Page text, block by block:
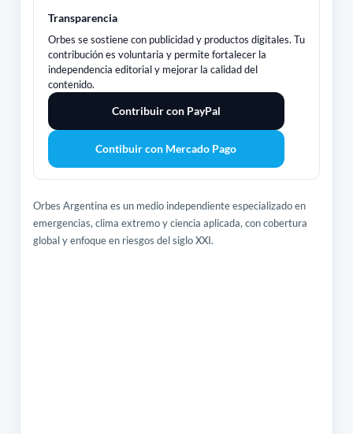
Transparencia
Orbes se sostiene con publicidad y productos digitales. Tu
contribución es voluntaria y permite fortalecer la
independencia editorial y mejorar la calidad del
contenido.
Contribuir con PayPal
Contibuir con Mercado Pago
Orbes Argentina es un medio independiente especializado en
emergencias, clima extremo y ciencia aplicada, con cobertura
global y enfoque en riesgos del siglo XXI.